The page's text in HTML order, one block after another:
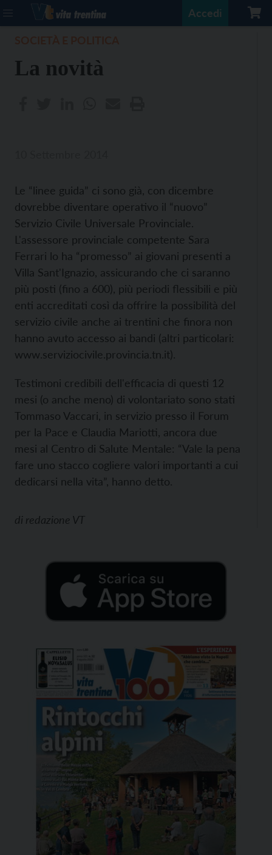
Accedi
La novità
Le “linee guida” ci sono già, con dicembre
dovrebbe diventare operativo il “nuovo”
Servizio Civile Universale Provinciale.
L'assessore provinciale competente Sara
Ferrari lo ha “promesso” ai giovani presenti a
Villa Sant'Ignazio, assicurando che ci saranno
più posti (fino a 600), più periodi flessibili e più
enti accreditati così da offrire la possibilità del
servizio civile anche ai trentini che finora non
hanno avuto accesso ai bandi (altri particolari:
www.serviziocivile.provincia.tn.it).
Testimoni credibili dell'efficacia di questi 12
mesi (o anche meno) di volontariato sono stati
Tommaso Vaccari, in servizio presso il Forum
per la Pace e Claudia Mariotti, ancora due
mesi al Centro di Salute Mentale: “Vale la pena
fare uno stacco cogliere valori importanti a cui
dedicarsi nella vita”, hanno detto.
di redazione VT